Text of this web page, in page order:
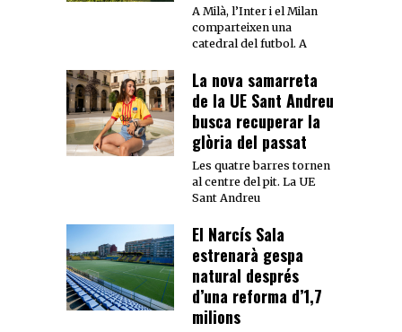
A Milà, l’Inter i el Milan
comparteixen una
catedral del futbol. A
La nova samarreta
de la UE Sant Andreu
busca recuperar la
glòria del passat
Les quatre barres tornen
al centre del pit. La UE
Sant Andreu
El Narcís Sala
estrenarà gespa
natural després
d’una reforma d’1,7
milions